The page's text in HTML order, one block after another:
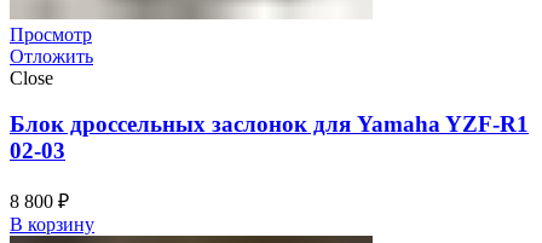
Просмотр
Отложить
Close
Блок дроссельных заслонок для Yamaha YZF-R1
02-03
8 800 ₽
В корзину